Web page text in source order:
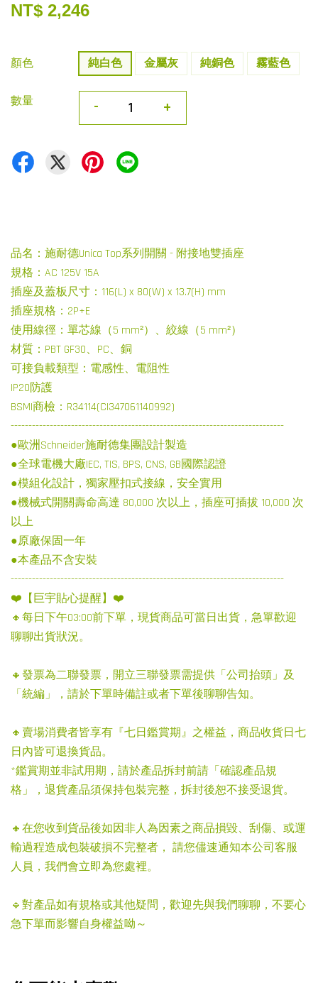
NT$ 2,246
顏色 純白色 金屬灰 純銅色 霧藍色
數量 - +
品名：施耐德Unica Top系列開關 - 附接地雙插座
規格：AC 125V 15A
插座及蓋板尺寸：116(L) x 80(W) x 13.7(H) mm
插座規格：2P+E
使用線徑：單芯線（5 mm²）、絞線（5 mm²）
材質：PBT GF30、PC、銅
可接負載類型：電感性、電阻性
IP20防護
BSMI商檢：R34114(CI347061140992)
-----------------------------------------------------------------------------
●歐洲Schneider施耐德集團設計製造
●全球電機大廠IEC, TIS, BPS, CNS, GB國際認證
●模組化設計，獨家壓扣式接線，安全實用
●機械式開關壽命高達 80,000 次以上，插座可插拔 10,000 次
以上
●原廠保固一年
●本產品不含安裝
-----------------------------------------------------------------------------
❤️【巨宇貼心提醒】❤️
🔸每日下午03:00前下單，現貨商品可當日出貨，急單歡迎
聊聊出貨狀況。
🔸發票為二聯發票，開立三聯發票需提供「公司抬頭」及
「統編」，請於下單時備註或者下單後聊聊告知。
🔸賣場消費者皆享有『七日鑑賞期』之權益，商品收貨日七
日內皆可退換貨品。
*鑑賞期並非試用期，請於產品拆封前請「確認產品規
格」，退貨產品須保持包裝完整，拆封後恕不接受退貨。
🔸在您收到貨品後如因非人為因素之商品損毀、刮傷、或運
輸過程造成包裝破損不完整者， 請您儘速通知本公司客服
人員，我們會立即為您處裡。
🔹對產品如有規格或其他疑問，歡迎先與我們聊聊，不要心
急下單而影響自身權益呦～